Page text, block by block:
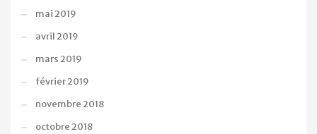
mai 2019
avril 2019
mars 2019
février 2019
novembre 2018
octobre 2018